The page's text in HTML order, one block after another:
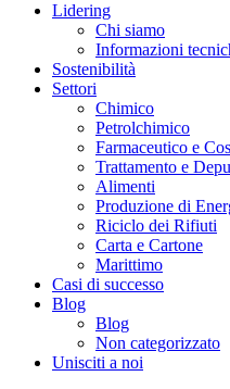
Lidering
Chi siamo
Informazioni
Sostenibilità
Settori
Chimico
Petrolchimico
Farmaceutico e
Trattamento e
Alimenti
Produzione di
Riciclo dei Rifiuti
Carta e Cartone
Marittimo
Casi di successo
Blog
Blog
Non categorizzato
Unisciti a noi